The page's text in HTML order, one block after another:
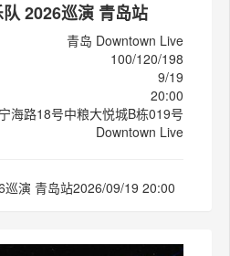
2026巡演 青岛站
青岛 Downtown Live
100/120/198
9/19
20:00
海路18号中粮大悦城B栋019号
Downtown Live
巡演 青岛站2026/09/19 20:00